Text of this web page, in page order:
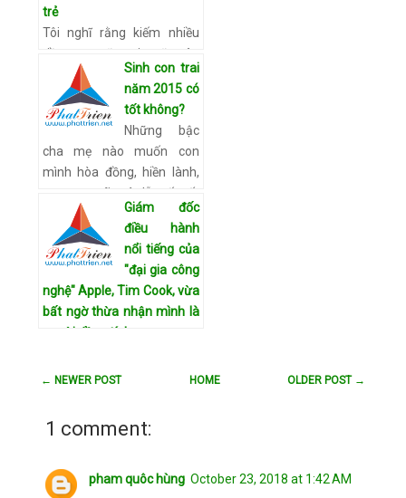
trẻ
Tôi nghĩ rằng kiếm nhiều
tiền vợ sẽ vui, sẽ yêu
thương mình nhưng không
ngờ, để vợ tôi cô đơn đã
khiến cô ấy tìm niềm vui
bên người khác. Giá như tôi
…Xem chi tiết
Sinh con trai
năm 2015 có
tốt không?
Những bậc
cha mẹ nào muốn con
mình hòa đồng, hiền lành,
ngoan ngoãn và dễ mến rất
có thể sẽ thích sinh một bé
trai tuổi Mùi. Nếu vậy, bạn
nên lên kế h…
Xem chi tiết
Giám đốc
điều hành
nổi tiếng của
"đại gia công
nghệ" Apple, Tim Cook, vừa
bất ngờ thừa nhận mình là
người đồng tính
tiếng của "đại gia công
người đồng tính. Lời thừa
Xem chi tiết
← NEWER POST OLDER POST →
HOME
1 comment:
pham quôc hùng October 23, 2018 at 1:42 AM